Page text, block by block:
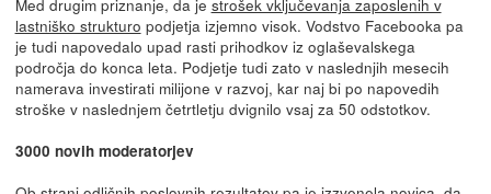
lastniško strukturo podjetja izjemno visok. Vodstvo Facebooka pa
je tudi napovedalo upad rasti prihodkov iz oglaševalskega
področja do konca leta. Podjetje tudi zato v naslednjih mesecih
namerava investirati milijone v razvoj, kar naj bi po napovedih
stroške v naslednjem četrtletju dvignilo vsaj za 50 odstotkov.
3000 novih moderatorjev